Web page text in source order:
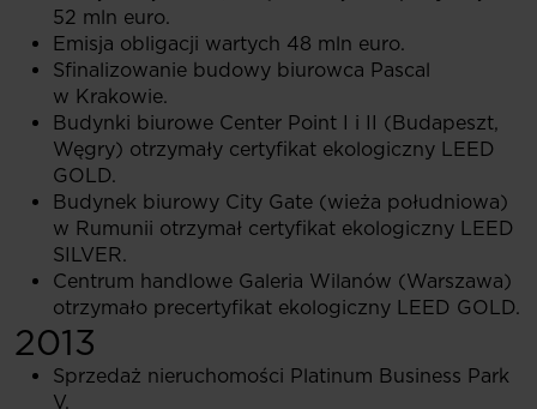
52 mln euro.
Emisja obligacji wartych 48 mln euro.
Sfinalizowanie budowy biurowca Pascal
w Krakowie.
Budynki biurowe Center Point I i II (Budapeszt,
Węgry) otrzymały certyfikat ekologiczny LEED
GOLD.
Budynek biurowy City Gate (wieża południowa)
w Rumunii otrzymał certyfikat ekologiczny LEED
SILVER.
Centrum handlowe Galeria Wilanów (Warszawa)
otrzymało precertyfikat ekologiczny LEED GOLD.
2013
Sprzedaż nieruchomości Platinum Business Park
V.